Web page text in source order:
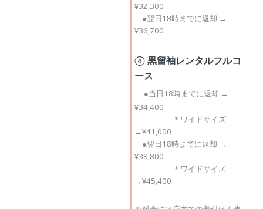
¥32,300
●翌日18時までに返却 →
¥36,700
④ 黒留袖レンタルフルコ
ース
●当日18時までに返却 →
¥34,400
＊ワイドサイズ
→¥41,000
●翌日18時までに返却 →
¥38,800
＊ワイドサイズ
→¥45,400